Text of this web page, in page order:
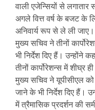
वाली एजेन्सियों से लगातार
अगले वित्त वर्ष के बजट के
अनिवार्य रूप से ले ली जाए।
मुख्य सचिव ने तीनों
भी निर्देश दिए हैं।
तीनों कार्पोरेशन्स में शीघ्र
मुख्य सचिव ने यूपीसीएल
जाने के भी निर्देश दिए हैं।
में त्रैमासिक प्रदर्शन की